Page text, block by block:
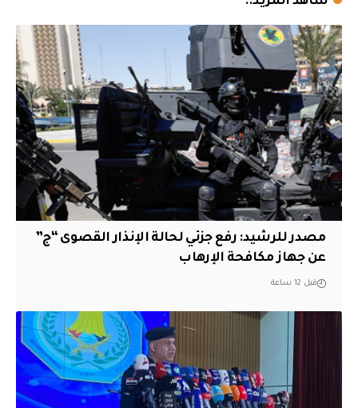
مصدر للرشيد: رفع جزئي لحالة الإنذار القصوى “ج”
عن جهاز مكافحة الإرهاب
قبل 12 ساعة